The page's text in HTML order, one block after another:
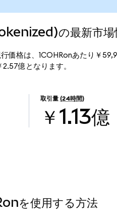
の最新市場
価格は、1COHRonあたり￥
億となります。
取引量 (24時間)
￥1.13億
を使用する方法